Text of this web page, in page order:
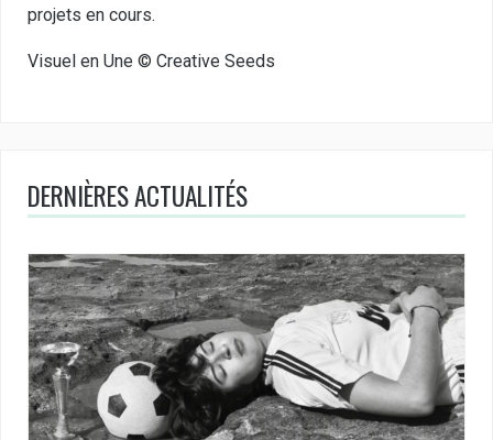
projets en cours.
Visuel en Une © Creative Seeds
DERNIÈRES ACTUALITÉS